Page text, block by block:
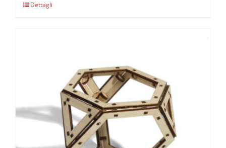
Dettagli